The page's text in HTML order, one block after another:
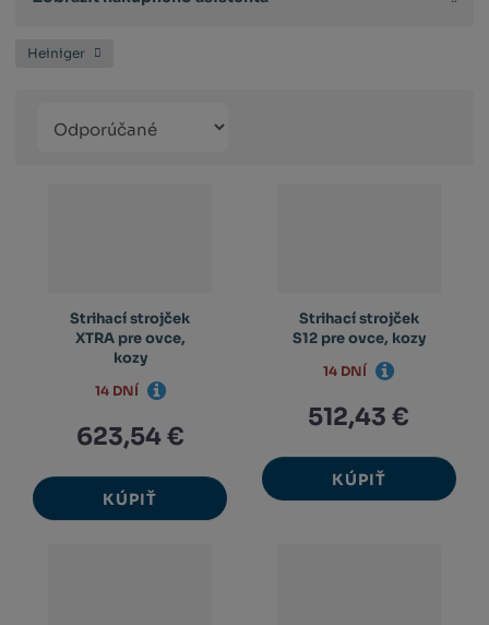
Heiniger
produktů
Strihací strojček
XTRA pre ovce,
kozy
623,54 €
KÚPIŤ
14 DNÍ
Strihací strojček
S12 pre ovce, kozy
512,43 €
KÚPIŤ
14 DNÍ